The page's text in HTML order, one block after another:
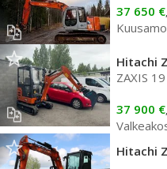
37 650 €,
Kuusamo
Hitachi
ZAXIS 19
37 900 €,
Hitachi